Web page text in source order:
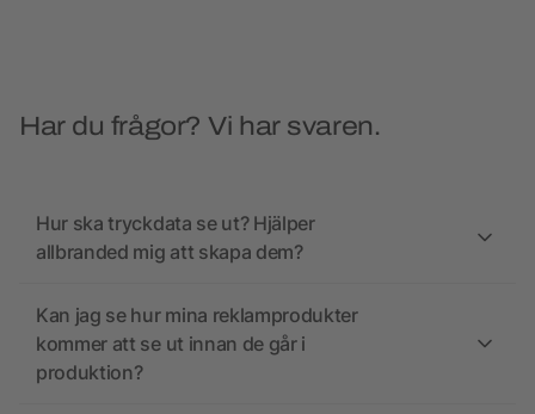
Har du frågor? Vi har svaren.
Hur ska tryckdata se ut? Hjälper
allbranded mig att skapa dem?
Kan jag se hur mina reklamprodukter
kommer att se ut innan de går i
produktion?